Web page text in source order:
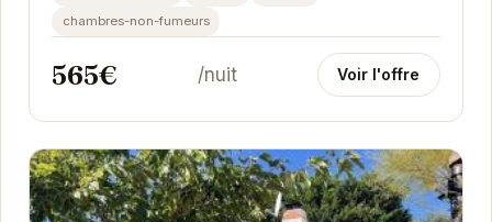
chambres-non-fumeurs
565€ /nuit Voir l'offre